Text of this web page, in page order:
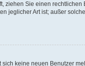
Sie einen
Art ist; außer
keine neuen Benutzer